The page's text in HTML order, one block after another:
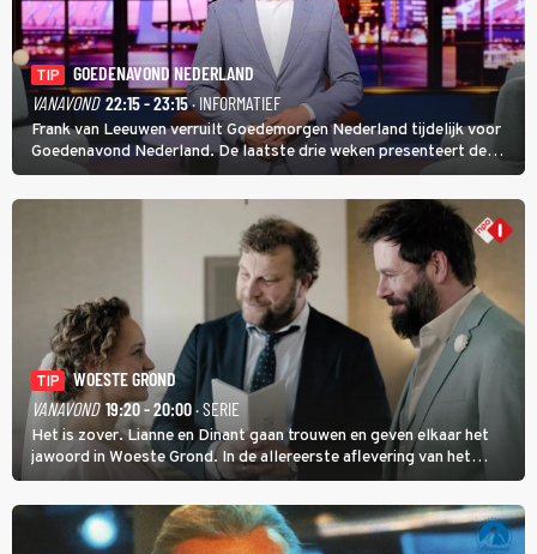
TIP
GOEDENAVOND NEDERLAND
VANAVOND 22:15 - 23:15· INFORMATIEF
Frank van Leeuwen verruilt Goedemorgen Nederland tijdelijk voor
Goedenavond Nederland. De laatste drie weken presenteert de
journalist en De Slimste Mens-winnaar deze avondtalkshow om en
om met Sam Hagens, die er al vanaf het begin bij is.
TIP
WOESTE GROND
VANAVOND 19:20 - 20:00· SERIE
Het is zover. Lianne en Dinant gaan trouwen en geven elkaar het
jawoord in Woeste Grond. In de allereerste aflevering van het
eerste seizoen kwam Lianne vanuit de Randstad naar Twente. Daar
is ze inmiddels helemaal op haar plek.